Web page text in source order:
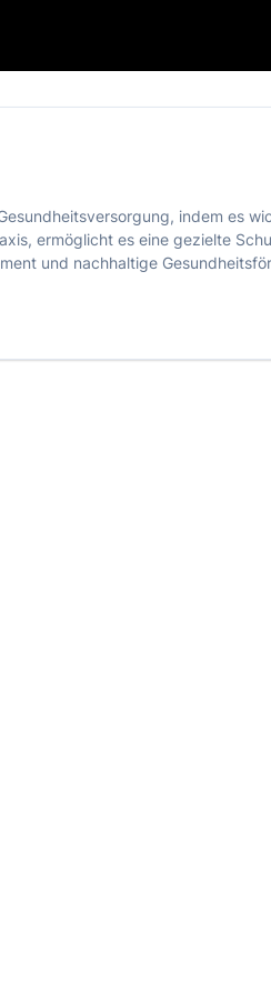
indem es
ermöglicht es eine gezielte
und nachhaltige